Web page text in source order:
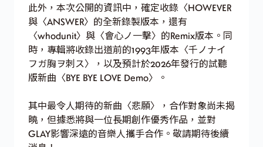
此外，本次公開的資訊中，確定收錄〈HOWEVER
與〈ANSWER〉的全新錄製版本，還有
〈whodunit〉與〈會心ノ一擊〉的Remix版本。同
時，專輯將收錄出道前的1993年版本〈千ノナイ
フガ胸ヲ刺ス〉，以及預計於2026年發行的試聽
版新曲〈BYE BYE LOVE Demo〉。
其中最令人期待的新曲〈悲願〉，合作對象尚未揭
曉，但據悉將與一位長期創作優秀作品，並對
GLAY影響深遠的音樂人攜手合作。敬請期待後續